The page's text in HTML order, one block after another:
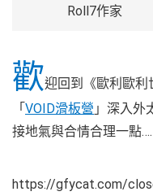
Roll7作家
歡迎回到《歐利歐利
「 VOID滑板營 」深入外
接地氣與合情合理一點
https://gfycat.com/